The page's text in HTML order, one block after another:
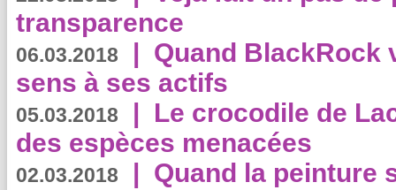
transparence
06.03.2018 | Quand BlackRock
sens à ses actifs
05.03.2018 | Le crocodile de
des espèces menacées
02.03.2018 | Quand la peinture